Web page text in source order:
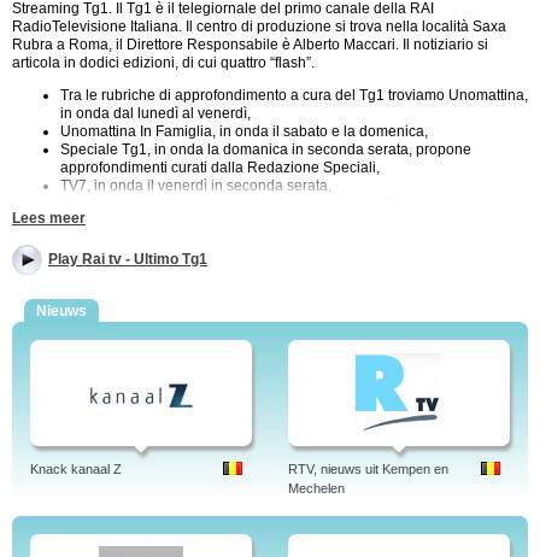
Streaming Tg1. Il Tg1 è il telegiornale del primo canale della RAI
RadioTelevisione Italiana. Il centro di produzione si trova nella località Saxa
Rubra a Roma, il Direttore Responsabile è Alberto Maccari. Il notiziario si
articola in dodici edizioni, di cui quattro “flash”.
Tra le rubriche di approfondimento a cura del Tg1 troviamo Unomattina,
in onda dal lunedì al venerdì,
Unomattina In Famiglia, in onda il sabato e la domenica,
Speciale Tg1, in onda la domanica in seconda serata, propone
approfondimenti curati dalla Redazione Speciali,
TV7, in onda il venerdì in seconda serata,
Economia,
Medicina, Un Minuto di Storia, L'Intervista, Tg1 Focus Mostre e Eventi,
motori, i viaggi e l'enogastronomia.
Questa è la rete televisiva per le notizie. Il TG1 è il telegiornale di Rai Uno,
primo canale della RAI, televisione di stato italiana. Programmi: Politica, Esteri,
Cronaca, Economia, Società, Cultura, Scienze, Sport, Spettacolo. TG 1 notizie.
Rai Internet tv. Notizie, informazione, economia. TG1 in diretta.
Tags: tg1, tg 10, economia, replay, speciale, video, medicina, diretta, ieri, sigla,
Author: Jens Borghardt
Linked-in
Lees meer
Play Rai tv - Ultimo Tg1
Nieuws
Knack kanaal Z
RTV, nieuws uit Kempen en
Mechelen